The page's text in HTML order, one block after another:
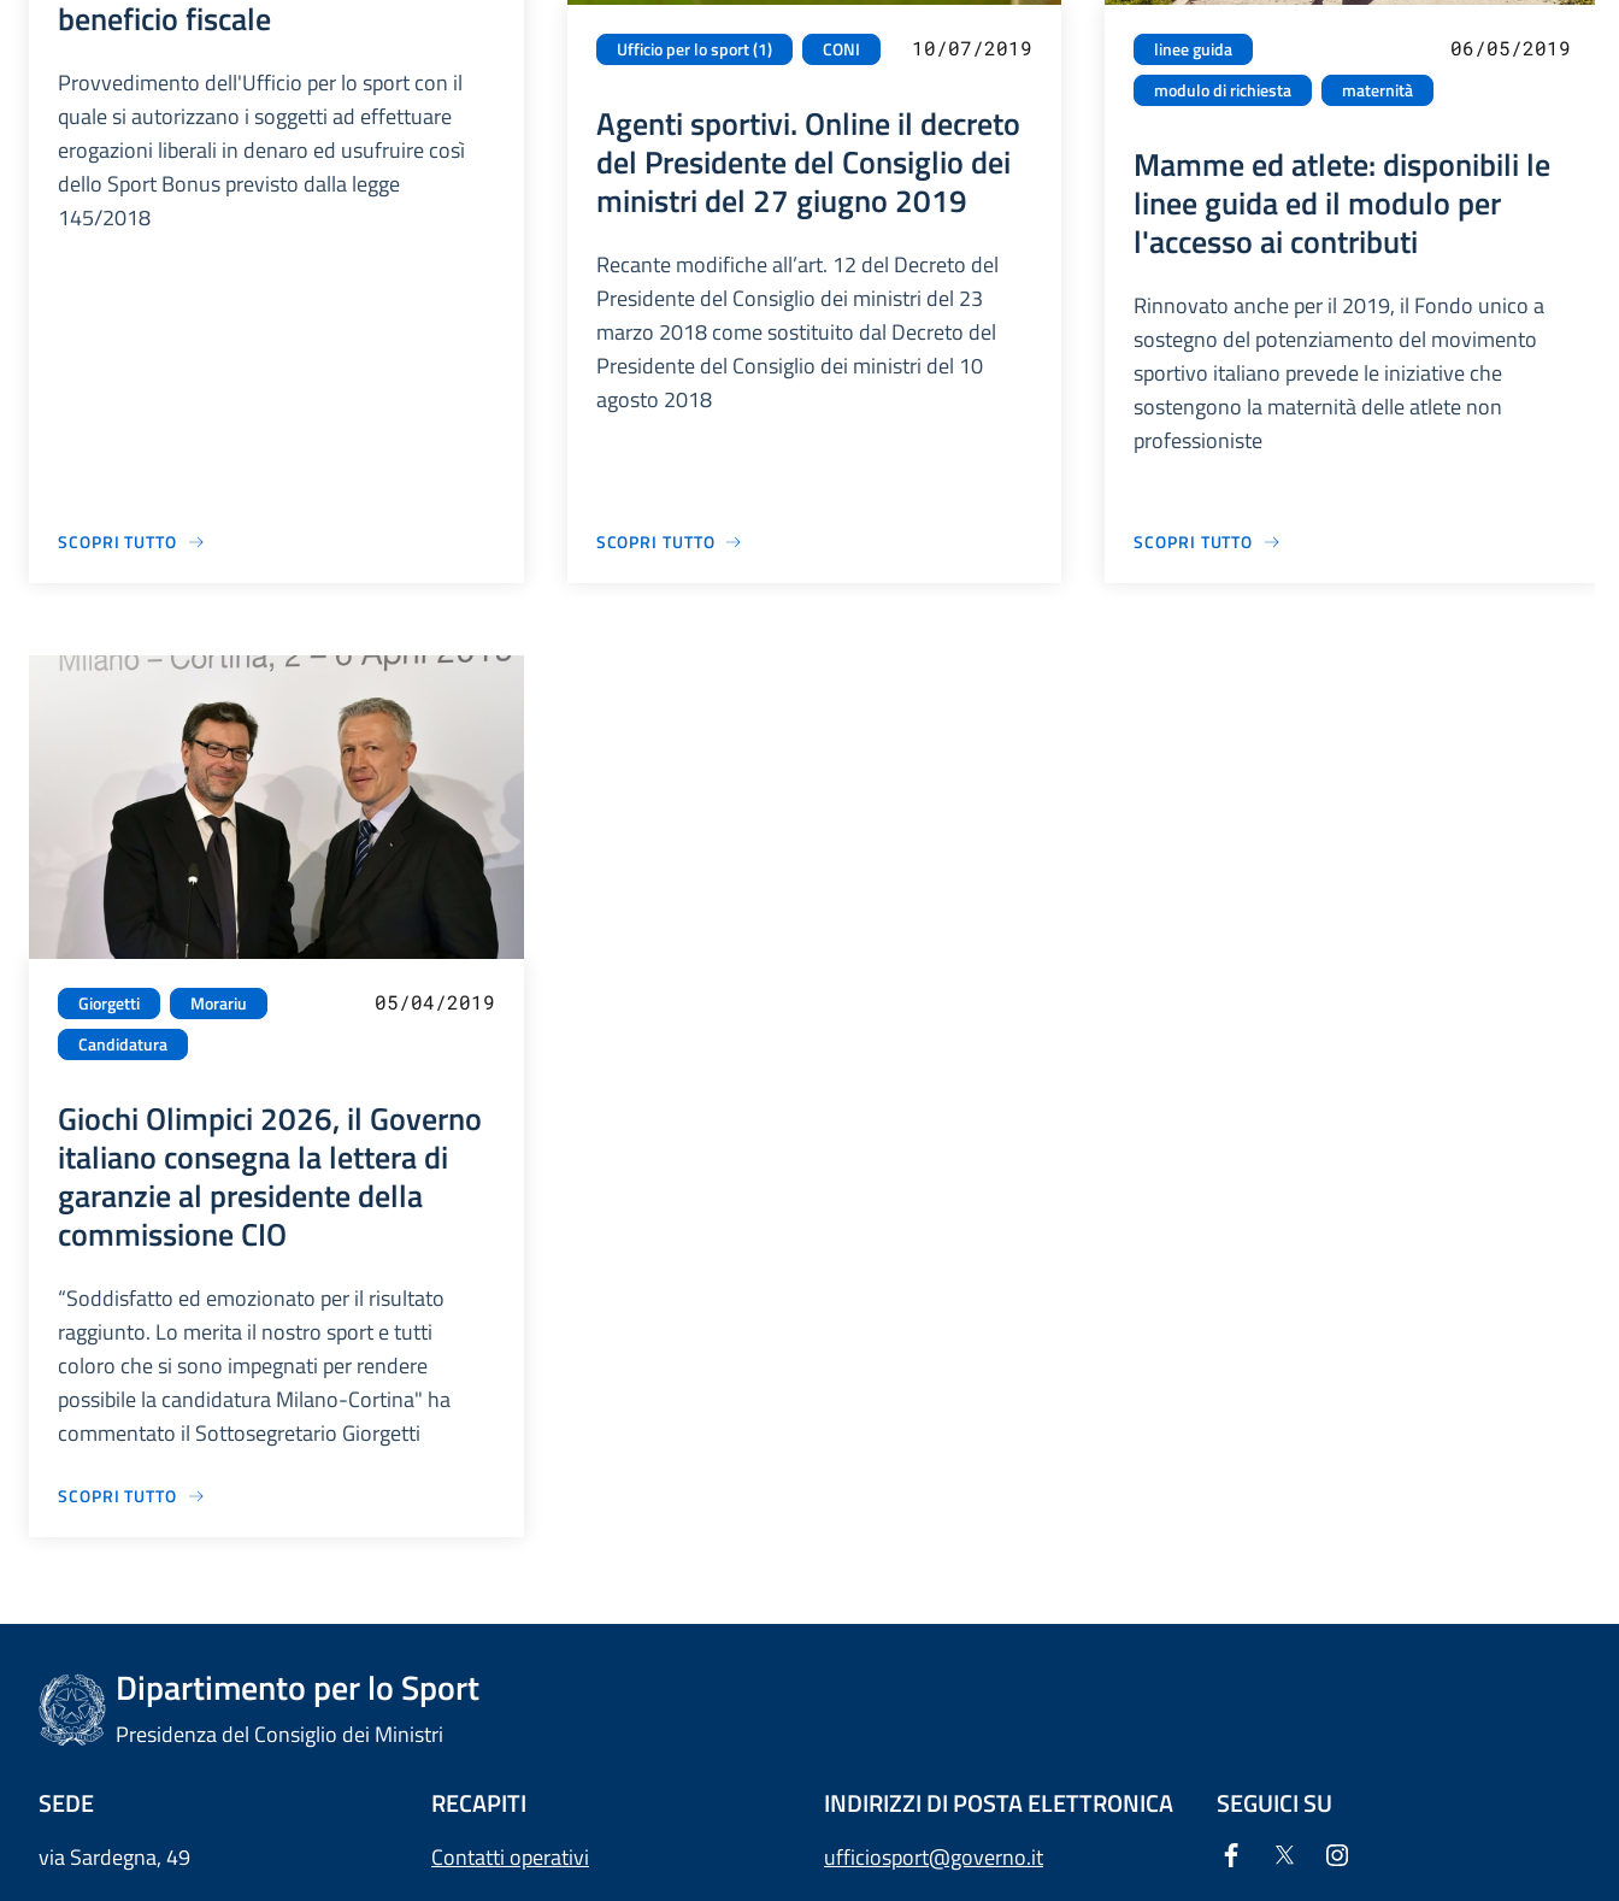
beneficio fiscale
Provvedimento dell'Ufficio per lo sport con il
quale si autorizzano i soggetti ad effettuare
erogazioni liberali in denaro ed usufruire così
dello Sport Bonus previsto dalla legge
145/2018
SCOPRI TUTTO
Ufficio per lo sport (1) CONI 10/07/2019
Agenti sportivi. Online il decreto
del Presidente del Consiglio dei
ministri del 27 giugno 2019
Recante modifiche all’art. 12 del Decreto del
Presidente del Consiglio dei ministri del 23
marzo 2018 come sostituito dal Decreto del
Presidente del Consiglio dei ministri del 10
agosto 2018
SCOPRI TUTTO
linee guida
modulo di richiesta
maternità
06/05/2019
Mamme ed atlete: disponibili le
linee guida ed il modulo per
l'accesso ai contributi
Rinnovato anche per il 2019, il Fondo unico a
sostegno del potenziamento del movimento
sportivo italiano prevede le iniziative che
sostengono la maternità delle atlete non
professioniste
SCOPRI TUTTO
Giorgetti
Morariu
Candidatura
05/04/2019
Giochi Olimpici 2026, il Governo
italiano consegna la lettera di
garanzie al presidente della
commissione CIO
“Soddisfatto ed emozionato per il risultato
raggiunto. Lo merita il nostro sport e tutti
coloro che si sono impegnati per rendere
possibile la candidatura Milano-Cortina" ha
commentato il Sottosegretario Giorgetti
SCOPRI TUTTO
Dipartimento per lo Sport
Presidenza del Consiglio dei Ministri
SEDE
via Sardegna, 49
RECAPITI
Contatti operativi
INDIRIZZI DI POSTA ELETTRONICA
ufficiosport@governo.it
SEGUICI SU